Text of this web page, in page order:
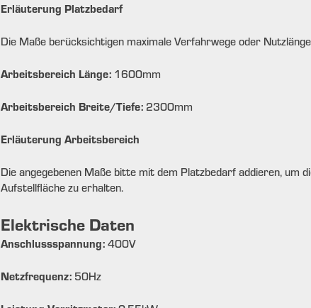
Erläuterung Platzbedarf
Die Maße berücksichtigen maximale Verfahrwege oder
Arbeitsbereich Länge: 1600mm
Arbeitsbereich Breite/Tiefe: 2300mm
Erläuterung Arbeitsbereich
Die angegebenen Maße bitte mit dem Platzbedarf addieren, um
Aufstellfläche zu erhalten.
Elektrische Daten
Anschlussspannung: 400V
Netzfrequenz: 50Hz